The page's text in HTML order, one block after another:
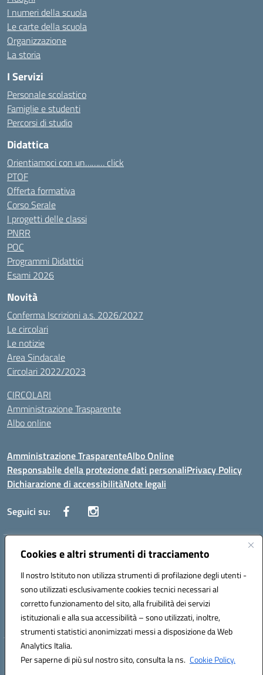
Cookies e altri strumenti di tracciamento
Il nostro Istituto non utilizza strumenti di profilazione degli utenti -
sono utilizzati esclusivamente cookies tecnici necessari al
corretto funzionamento del sito, alla fruibilità dei servizi
istituzionali e alla sua accessibilità – sono utilizzati, inoltre,
strumenti statistici anonimizzati messi a disposizione da Web
Analytics Italia.
Per saperne di più sul nostro sito, consulta la ns. Cookie Policy.
I numeri della scuola
Le carte della scuola
Organizzazione
La storia
I Servizi
Personale scolastico
Famiglie e studenti
Percorsi di studio
Didattica
Orientiamoci con un……… click
PTOF
Offerta formativa
Corso Serale
I progetti delle classi
PNRR
POC
Programmi Didattici
Esami 2026
Novità
Conferma Iscrizioni a.s. 2026/2027
Le circolari
Le notizie
Area Sindacale
Circolari 2022/2023
CIRCOLARI
Amministrazione Trasparente
Albo online
Amministrazione TrasparenteAlbo Online
Responsabile della protezione dati personaliPrivacy Policy
Dichiarazione di accessibilitàNote legali
Seguici su:
Indirizzo:Corso Vittorio Emanuele, 27 90133 - Palermo
Posta elettronica certificata (PEC):pais03600r@pec.istruzione.it
Codice fiscale: 97308550827
Codice meccanografico: PAIS03600R
Hosting & Powered by 3D Solution S.r.l.
Concept & Design by Designers Italia